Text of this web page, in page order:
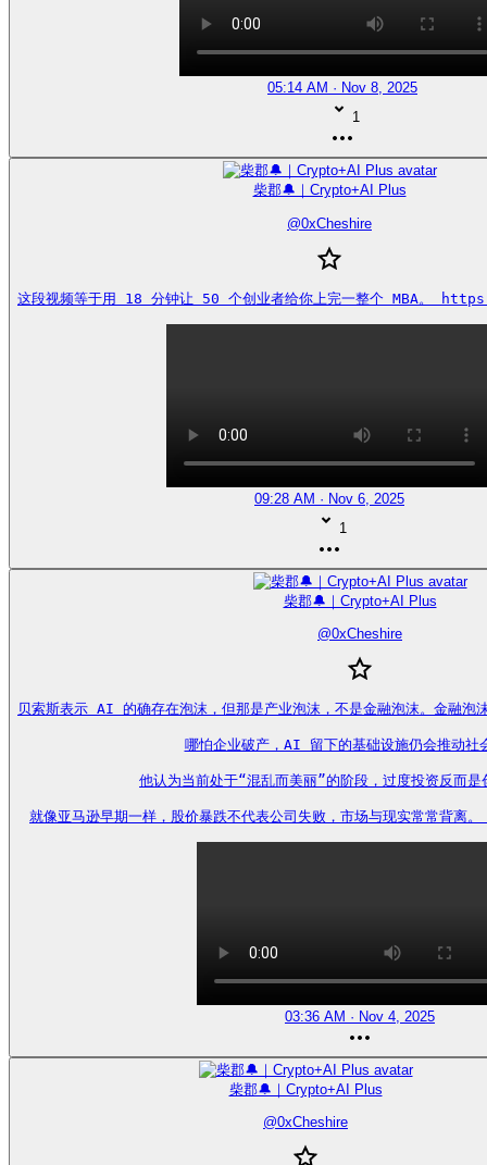
05:14 AM · Nov 8, 2025
1
柴郡🔔｜Crypto+AI Plus
@0xCheshire
这段视频等于用 18 分钟让 50 个创业者给你上完一整个 MBA。
09:28 AM · Nov 6, 2025
1
柴郡🔔｜Crypto+AI Plus
@0xCheshire
贝索斯表示 AI 的确存在泡沫，但那是产业泡沫，不是金融泡沫。金融泡
哪怕企业破产，AI 留下的基础设施仍会推动社
他认为当前处于“混乱而美丽”的阶段，过度投资反而是
就像亚马逊早期一样，股价暴跌不代表公司失败，市场与现实常常
03:36 AM · Nov 4, 2025
柴郡🔔｜Crypto+AI Plus
@0xCheshire